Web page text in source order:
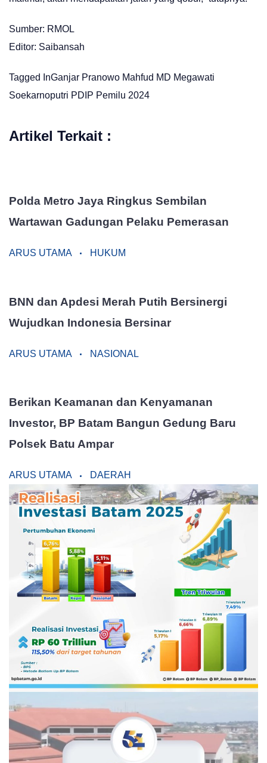
Sumber: RMOL
Editor: Saibansah
Tagged InGanjar Pranowo Mahfud MD Megawati
Soekarnoputri PDIP Pemilu 2024
Artikel Terkait :
Polda Metro Jaya Ringkus Sembilan
Wartawan Gadungan Pelaku Pemerasan
ARUS UTAMA HUKUM
BNN dan Apdesi Merah Putih Bersinergi
Wujudkan Indonesia Bersinar
ARUS UTAMA NASIONAL
Berikan Keamanan dan Kenyamanan
Investor, BP Batam Bangun Gedung Baru
Polsek Batu Ampar
ARUS UTAMA DAERAH